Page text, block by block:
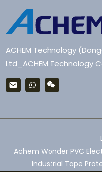
ACHEM Technology
Ltd_ACHEM Technology
Achem Wonder PVC
Industrial Tape